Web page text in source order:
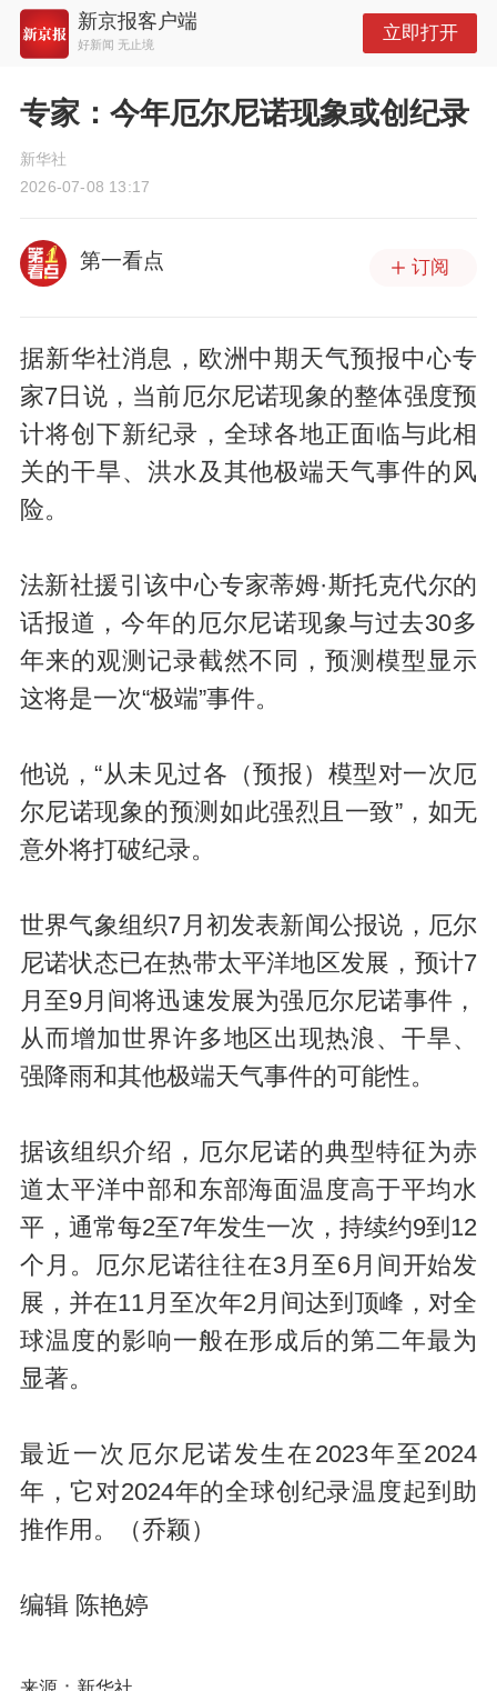
新京报客户端
好新闻 无止境
立即打开
专家：今年厄尔尼诺现象或创纪录
新华社
2026-07-08 13:17
第一看点 订阅
据新华社消息，欧洲中期天气预报中心专
家7日说，当前厄尔尼诺现象的整体强度预
计将创下新纪录，全球各地正面临与此相
关的干旱、洪水及其他极端天气事件的风
险。
法新社援引该中心专家蒂姆·斯托克代尔的
话报道，今年的厄尔尼诺现象与过去30多
年来的观测记录截然不同，预测模型显示
这将是一次“极端”事件。
他说，“从未见过各（预报）模型对一次厄
尔尼诺现象的预测如此强烈且一致”，如无
意外将打破纪录。
世界气象组织7月初发表新闻公报说，厄尔
尼诺状态已在热带太平洋地区发展，预计7
月至9月间将迅速发展为强厄尔尼诺事件，
从而增加世界许多地区出现热浪、干旱、
强降雨和其他极端天气事件的可能性。
据该组织介绍，厄尔尼诺的典型特征为赤
道太平洋中部和东部海面温度高于平均水
平，通常每2至7年发生一次，持续约9到12
个月。厄尔尼诺往往在3月至6月间开始发
展，并在11月至次年2月间达到顶峰，对全
球温度的影响一般在形成后的第二年最为
显著。
最近一次厄尔尼诺发生在2023年至2024
年，它对2024年的全球创纪录温度起到助
推作用。（乔颖）
编辑 陈艳婷